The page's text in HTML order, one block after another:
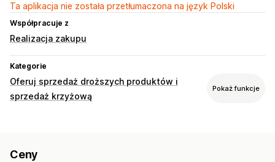
Ta aplikacja nie została przetłumaczona na język Polski
Współpracuje z
Realizacja zakupu
Kategorie
Oferuj sprzedaż droższych produktów i
sprzedaż krzyżową
Pokaż funkcje
Dodatki add-on obsługiwane jednym kliknięciem
Ceny